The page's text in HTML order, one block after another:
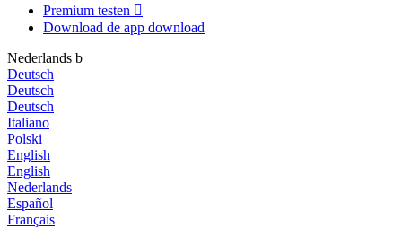
Premium testen 
Download de app download
Nederlands b
Deutsch
Deutsch
Deutsch
Italiano
Polski
English
English
Nederlands
Español
Français